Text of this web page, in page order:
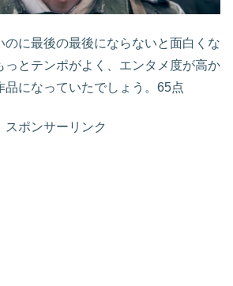
のに最後の最後にならないと面白くな
っとテンポがよく、エンタメ度が高か
品になっていたでしょう。65点
スポンサーリンク